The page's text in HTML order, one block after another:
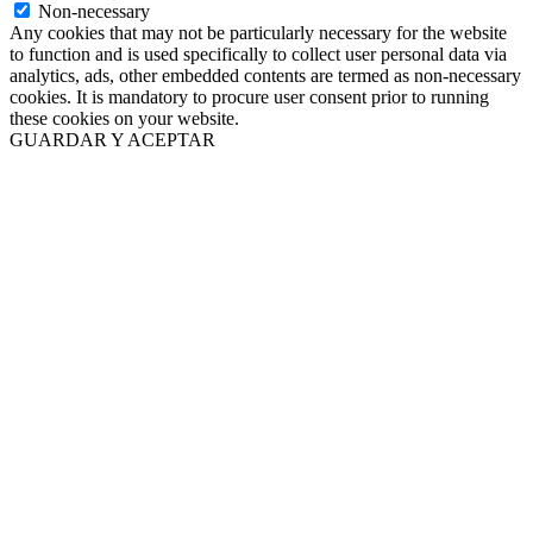
Non-necessary
Any cookies that may not be particularly necessary for the website
to function and is used specifically to collect user personal data via
analytics, ads, other embedded contents are termed as non-necessary
cookies. It is mandatory to procure user consent prior to running
these cookies on your website.
GUARDAR Y ACEPTAR